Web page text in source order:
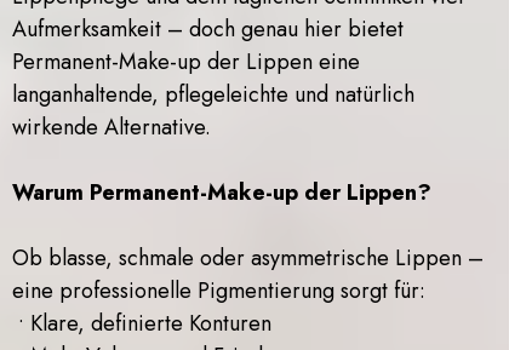
Aufmerksamkeit – doch genau hier bietet
Permanent-Make-up der Lippen eine
langanhaltende, pflegeleichte und natürlich
wirkende Alternative.
Warum Permanent-Make-up der Lippen?
Ob blasse, schmale oder asymmetrische Lippen –
eine professionelle Pigmentierung sorgt für:
• Klare, definierte Konturen